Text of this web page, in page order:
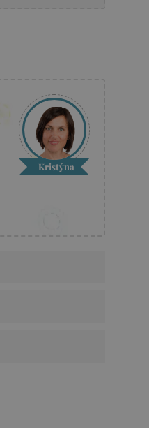
Kristýna